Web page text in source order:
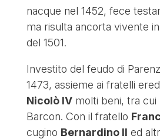
nacque nel 1452, fece
ma risulta ancorta vivente
del 1501.
Investito del feudo di
1473, assieme ai fratelli
Nicolò IVmolti beni, tra cui
Barcon. Con il fratello
cugino Bernardino II ed